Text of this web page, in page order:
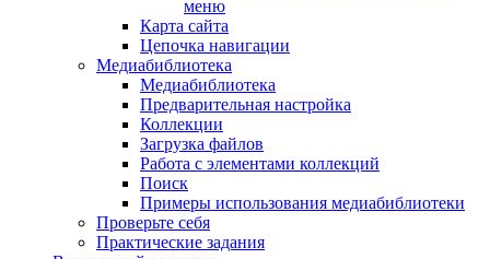
меню
Карта сайта
Цепочка навигации
Медиабиблиотека
Медиабиблиотека
Предварительная настройка
Коллекции
Загрузка файлов
Работа с элементами коллекций
Поиск
Примеры использования медиабиблиотеки
Проверьте себя
Практические задания